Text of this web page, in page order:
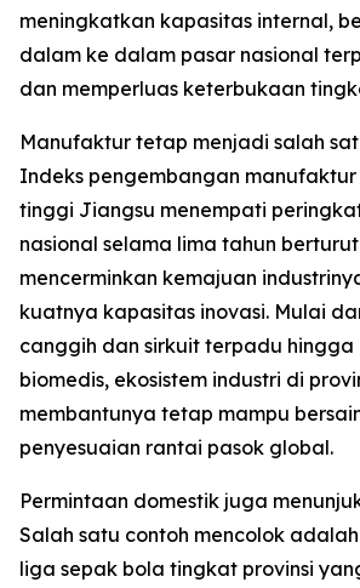
meningkatkan kapasitas internal,
dalam ke dalam pasar nasional
dan memperluas keterbukaan
Manufaktur tetap menjadi salah
Indeks pengembangan
tinggi Jiangsu menempati
nasional selama lima tahun
mencerminkan kemajuan
kuatnya kapasitas inovasi. Mulai
canggih dan sirkuit terpadu hingga
biomedis, ekosistem industri di
membantunya tetap mampu
penyesuaian rantai pasok global.
Permintaan domestik juga
Salah satu contoh mencolok
liga sepak bola tingkat provinsi